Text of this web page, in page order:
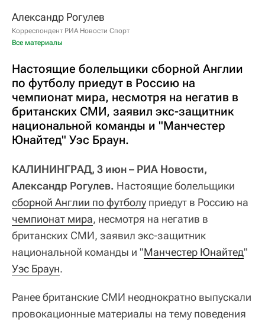
Александр Рогулев
Корреспондент РИА Новости Спорт
Все материалы
Настоящие болельщики сборной Англии
по футболу приедут в Россию на
чемпионат мира, несмотря на негатив в
британских СМИ, заявил экс-защитник
национальной команды и "Манчестер
Юнайтед" Уэс Браун.
КАЛИНИНГРАД, 3 июн – РИА Новости,
Александр Рогулев. Настоящие болельщики
сборной Англии по футболу приедут в Россию на
чемпионат мира, несмотря на негатив в
британских СМИ, заявил экс-защитник
национальной команды и "Манчестер Юнайтед"
Уэс Браун.
Ранее британские СМИ неоднократно выпускали
провокационные материалы на тему поведения